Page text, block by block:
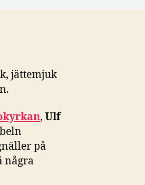
jättemjuk
, Ulf
på
några